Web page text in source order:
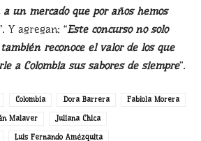
a un mercado que por años hemos
Y agregan: “Este concurso no solo
reconoce el valor de los que
a Colombia sus sabores de siempre”.
Colombia Dora Barrera Fabiola Morera
Malaver Juliana Chica
Luis Fernando Amézquita